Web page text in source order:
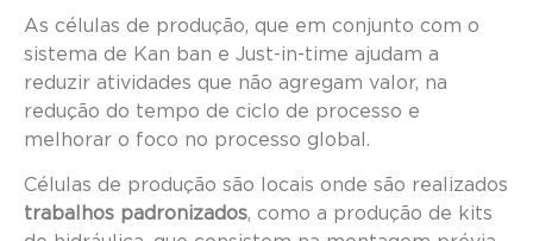
As células de produção, que em conjunto com o
sistema de Kan ban e Just-in-time ajudam a
reduzir atividades que não agregam valor, na
redução do tempo de ciclo de processo e
melhorar o foco no processo global.
Células de produção são locais onde são realizados
trabalhos padronizados, como a produção de kits